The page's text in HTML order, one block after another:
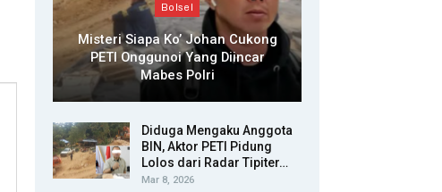
Bolsel
Misteri Siapa Ko’ Johan Cukong
PETI Onggunoi Yang Diincar
Mabes Polri
Diduga Mengaku Anggota
BIN, Aktor PETI Pidung
Lolos dari Radar Tipiter…
Mar 8, 2026